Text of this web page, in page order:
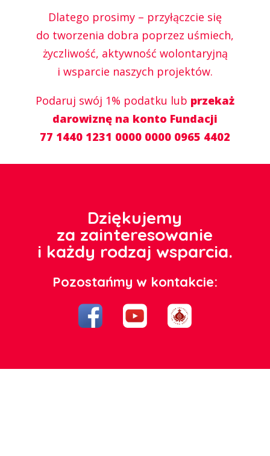
Dlatego prosimy – przyłączcie się
do tworzenia dobra poprzez uśmiech,
życzliwość, aktywność wolontaryjną
i wsparcie naszych projektów.
Podaruj swój 1% podatku lub przekaż
darowiznę na konto Fundacji
77 1440 1231 0000 0000 0965 4402
Dziękujemy
za zainteresowanie
i każdy rodzaj wsparcia.
Pozostańmy w kontakcie: